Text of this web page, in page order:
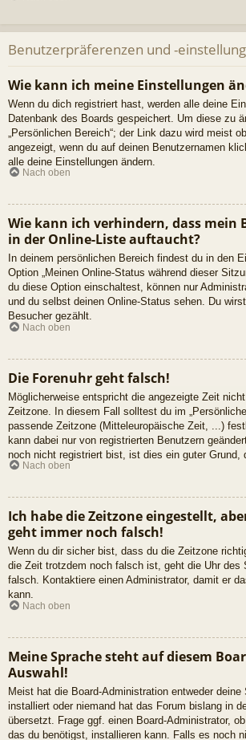
Benutzerpräferenzen und -
Wie kann ich meine Einstellungen
Wenn du dich registriert hast, werden alle deine
Datenbank des Boards gespeichert. Um diese zu
„Persönlichen Bereich“; der Link dazu wird meist
angezeigt, wenn du auf deinen Benutzernamen
alle deine Einstellungen ändern.
Nach oben
Wie kann ich verhindern, dass mein
in der Online-Liste auftaucht?
In deinem persönlichen Bereich findest du in den
Option „Meinen Online-Status während dieser
du diese Option einschaltest, können nur
und du selbst deinen Online-Status sehen. Du
Besucher gezählt.
Nach oben
Die Forenuhr geht falsch!
Möglicherweise entspricht die angezeigte Zeit
Zeitzone. In diesem Fall solltest du im
passende Zeitzone (Mitteleuropäische Zeit, ...)
kann dabei nur von registrierten Benutzern
noch nicht registriert bist, ist dies ein guter Grund,
Nach oben
Ich habe die Zeitzone eingestellt,
geht immer noch falsch!
Wenn du dir sicher bist, dass du die Zeitzone
die Zeit trotzdem noch falsch ist, geht die Uhr des
falsch. Kontaktiere einen Administrator, damit er
kann.
Nach oben
Meine Sprache steht auf diesem
Auswahl!
Meist hat die Board-Administration entweder deine
installiert oder niemand hat das Forum bislang in
übersetzt. Frage ggf. einen Board-Administrator,
das du benötigst, installieren kann. Falls es noch